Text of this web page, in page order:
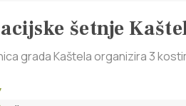
šetnje
grada Kaštela organizira 3